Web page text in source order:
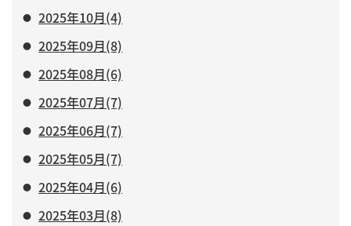
2025年10月(4)
2025年09月(8)
2025年08月(6)
2025年07月(7)
2025年06月(7)
2025年05月(7)
2025年04月(6)
2025年03月(8)